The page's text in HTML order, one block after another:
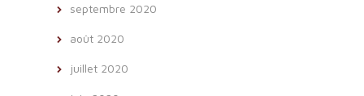
septembre 2020
août 2020
juillet 2020